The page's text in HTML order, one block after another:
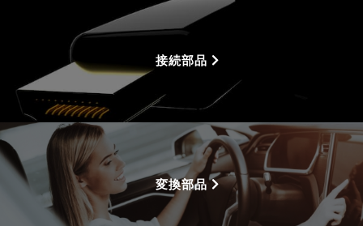
接続部品
変換部品